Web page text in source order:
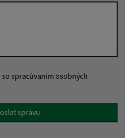
so spracúvaním osobných
správu